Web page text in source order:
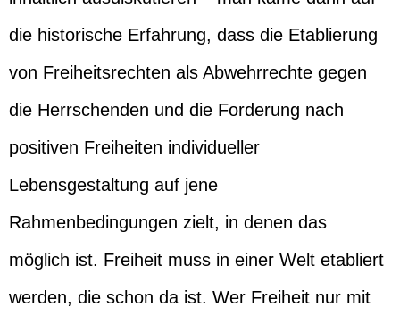
die historische Erfahrung, dass die Etablierung
von Freiheitsrechten als Abwehrrechte gegen
die Herrschenden und die Forderung nach
positiven Freiheiten individueller
Lebensgestaltung auf jene
Rahmenbedingungen zielt, in denen das
möglich ist. Freiheit muss in einer Welt etabliert
werden, die schon da ist. Wer Freiheit nur mit